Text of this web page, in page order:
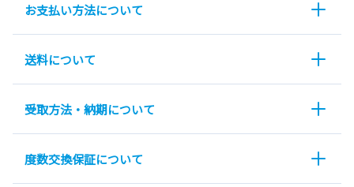
お支払い方法について
送料について
受取方法・納期について
度数交換保証について